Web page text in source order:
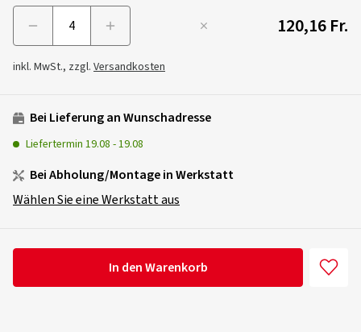
120,16 Fr.
inkl. MwSt., zzgl. Versandkosten
Bei Lieferung an Wunschadresse
Liefertermin 19.08 -19.08
Bei Abholung/Montage in Werkstatt
Wählen Sie eine Werkstatt aus
In den Warenkorb